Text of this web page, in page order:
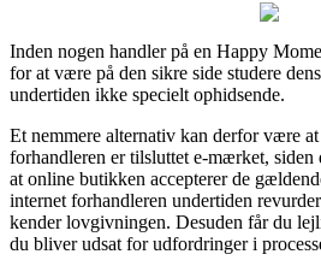
Inden nogen handler på en Happy
for at være på den sikre side studere
undertiden ikke specielt ophidsende.
Et nemmere alternativ kan derfor være
forhandleren er tilsluttet e-mærket,
at online butikken accepterer de
internet forhandleren undertiden
kender lovgivningen. Desuden får du
du bliver udsat for udfordringer i